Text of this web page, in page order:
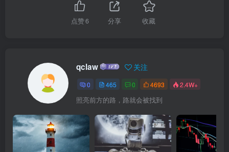
点赞6 分享 收藏
qclaw 关注
0 465 0 4693 2.4W+
照亮前方的路，路就会被找到